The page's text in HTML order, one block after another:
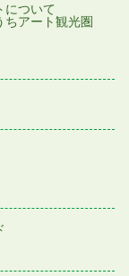
について
ちアート観光圏